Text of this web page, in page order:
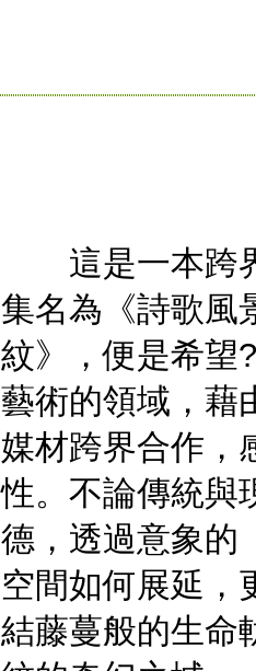
這是一本跨界
集名為《詩歌風
紋》，便是希望
藝術的領域，藉
媒材跨界合作，
性。不論傳統與
德，透過意象的
空間如何展延，
結藤蔓般的生命